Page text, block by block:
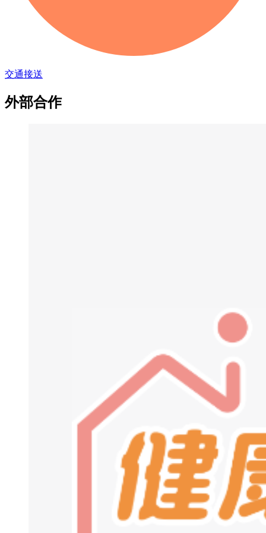
交通接送
外部合作